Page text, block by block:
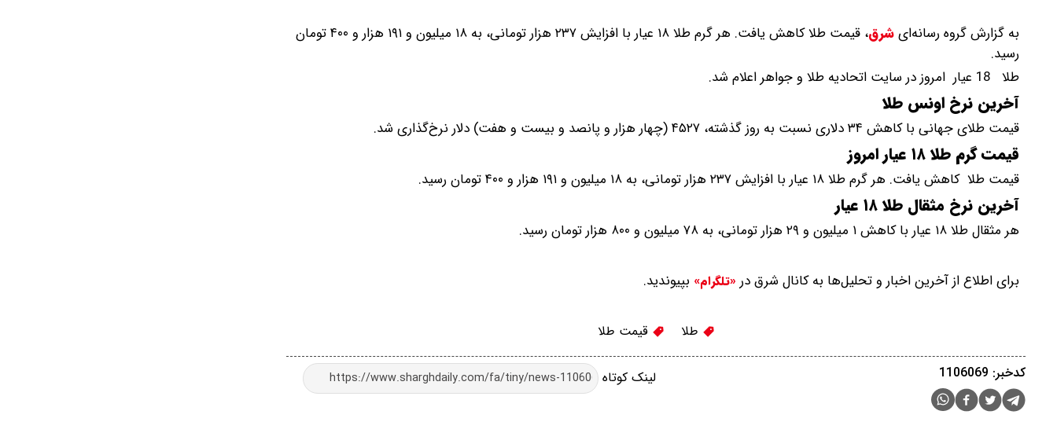
به گزارش گروه رسانه‌ایشرق،
قیمت طلا کاهش یافت. هر گرم طلا ۱۸ عیار با افزایش ۲۳۷ هزار تومانی، به ۱۸ میلیون و ۱۹۱ هزار و ۴۰۰ تومان
رسید.
طلا 18 عیار امروز در سایت اتحادیه طلا و جواهر اعلام شد.
آخرین نرخ اونس طلا
قیمت طلای جهانی با کاهش ۳۴ دلاری نسبت به روز گذشته، ۴۵۲۷ (چهار هزار و پانصد و بیست و هفت) دلار نرخ‌گذاری شد.
قیمت گرم طلا ۱۸ عیار امروز
قیمت طلا کاهش یافت. هر گرم طلا ۱۸ عیار با افزایش ۲۳۷ هزار تومانی، به ۱۸ میلیون و ۱۹۱ هزار و ۴۰۰ تومان رسید.
آخرین نرخ مثقال طلا ۱۸ عیار
هر مثقال طلا ۱۸ عیار با کاهش ۱ میلیون و ۲۹ هزار تومانی، به ۷۸ میلیون و ۸۰۰ هزار تومان رسید‌.
برای اطلاع از آخرین اخبار و تحلیل‌ها به کانال شرق در «تلگرام» بپیوندید.
طلا قیمت طلا
لینک کوتاه کدخبر: 1106069